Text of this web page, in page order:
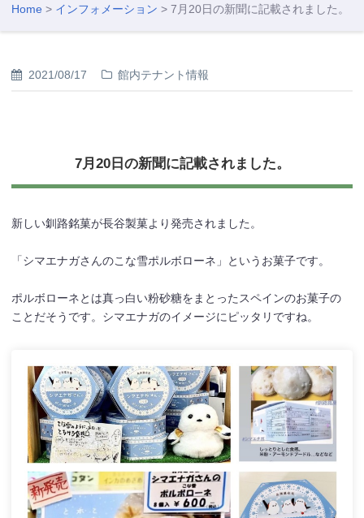
Home > インフォメーション > 7月20日の新聞に記載されました。
2021/08/17 館内テナント情報
7月20日の新聞に記載されました。
新しい釧路銘菓が長谷製菓より発売されました。
「シマエナガさんのこな雪ポルボローネ」というお菓子です。
ポルボローネとは真っ白い粉砂糖をまとったスペインのお菓子の
ことだそうです。シマエナガのイメージにピッタリですね。